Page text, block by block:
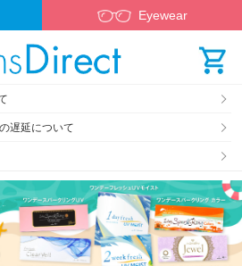
Eyewear
遅延について